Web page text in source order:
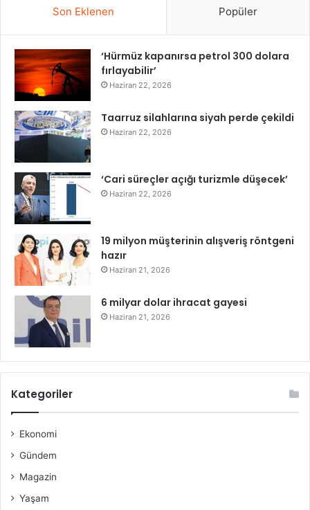
Son Eklenen Popüler
‘Hürmüz kapanırsa petrol 300 dolara
fırlayabilir’
Haziran 22, 2026
Taarruz silahlarına siyah perde çekildi
Haziran 22, 2026
‘Cari süreçler açığı turizmle düşecek’
Haziran 22, 2026
19 milyon müşterinin alışveriş röntgeni
hazır
Haziran 21, 2026
6 milyar dolar ihracat gayesi
Haziran 21, 2026
Kategoriler
Ekonomi
Gündem
Magazin
Yaşam